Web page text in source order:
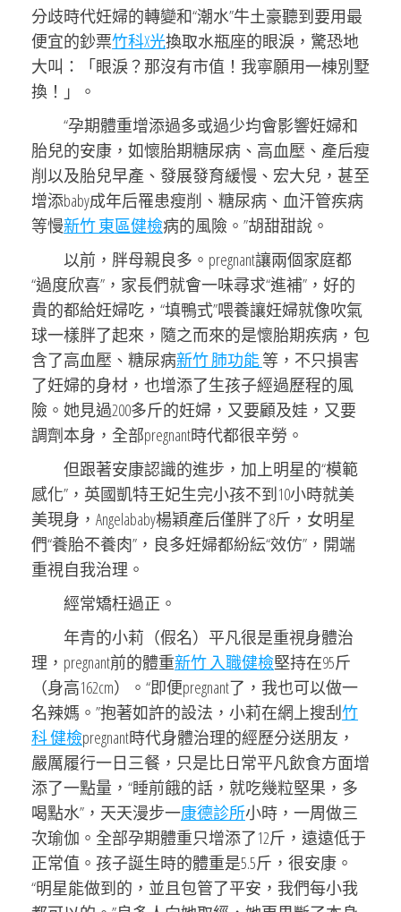
分歧時代妊婦的轉變和“潮水”牛土豪聽到要用最
便宜的鈔票竹科X光換取水瓶座的眼淚，驚恐地
大叫：「眼淚？那沒有市值！我寧願用一棟別墅
換！」。
“孕期體重增添過多或過少均會影響妊婦和
胎兒的安康，如懷胎期糖尿病、高血壓、產后瘦
削以及胎兒早產、發展發育緩慢、宏大兒，甚至
增添baby成年后罹患瘦削、糖尿病、血汗管疾病
等慢新竹 東區健檢病的風險。”胡甜甜說。
以前，胖母親良多。pregnant讓兩個家庭都
“過度欣喜”，家長們就會一味尋求“進補”，好的
貴的都給妊婦吃，“填鴨式”喂養讓妊婦就像吹氣
球一樣胖了起來，隨之而來的是懷胎期疾病，包
含了高血壓、糖尿病新竹 肺功能等，不只損害
了妊婦的身材，也增添了生孩子經過歷程的風
險。她見過200多斤的妊婦，又要顧及娃，又要
調劑本身，全部pregnant時代都很辛勞。
但跟著安康認識的進步，加上明星的“模範
感化”，英國凱特王妃生完小孩不到10小時就美
美現身，Angelababy楊穎產后僅胖了8斤，女明星
們“養胎不養肉”，良多妊婦都紛紜“效仿”，開端
重視自我治理。
經常矯枉過正。
年青的小莉（假名）平凡很是重視身體治
理，pregnant前的體重新竹 入職健檢堅持在95斤
（身高162cm）。“即便pregnant了，我也可以做一
名辣媽。”抱著如許的設法，小莉在網上搜刮竹
科 健檢pregnant時代身體治理的經歷分送朋友，
嚴厲履行一日三餐，只是比日常平凡飲食方面增
添了一點量，“睡前餓的話，就吃幾粒堅果，多
喝點水”，天天漫步一康德診所小時，一周做三
次瑜伽。全部孕期體重只增添了12斤，遠遠低于
正常值。孩子誕生時的體重是5.5斤，很安康。
“明星能做到的，並且包管了平安，我們每小我